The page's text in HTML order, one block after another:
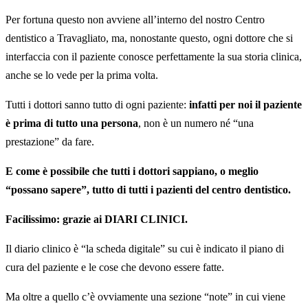
Per fortuna questo non avviene all’interno del nostro Centro
dentistico a Travagliato, ma, nonostante questo, ogni dottore che si
interfaccia con il paziente conosce perfettamente la sua storia clinica,
anche se lo vede per la prima volta.
Tutti i dottori sanno tutto di ogni paziente: infatti per noi il paziente
è prima di tutto una persona, non è un numero né “una
prestazione” da fare.
E come è possibile che tutti i dottori sappiano, o meglio
“possano sapere”, tutto di tutti i pazienti del centro dentistico.
Facilissimo: grazie ai DIARI CLINICI.
Il diario clinico è “la scheda digitale” su cui è indicato il piano di
cura del paziente e le cose che devono essere fatte.
Ma oltre a quello c’è ovviamente una sezione “note” in cui viene